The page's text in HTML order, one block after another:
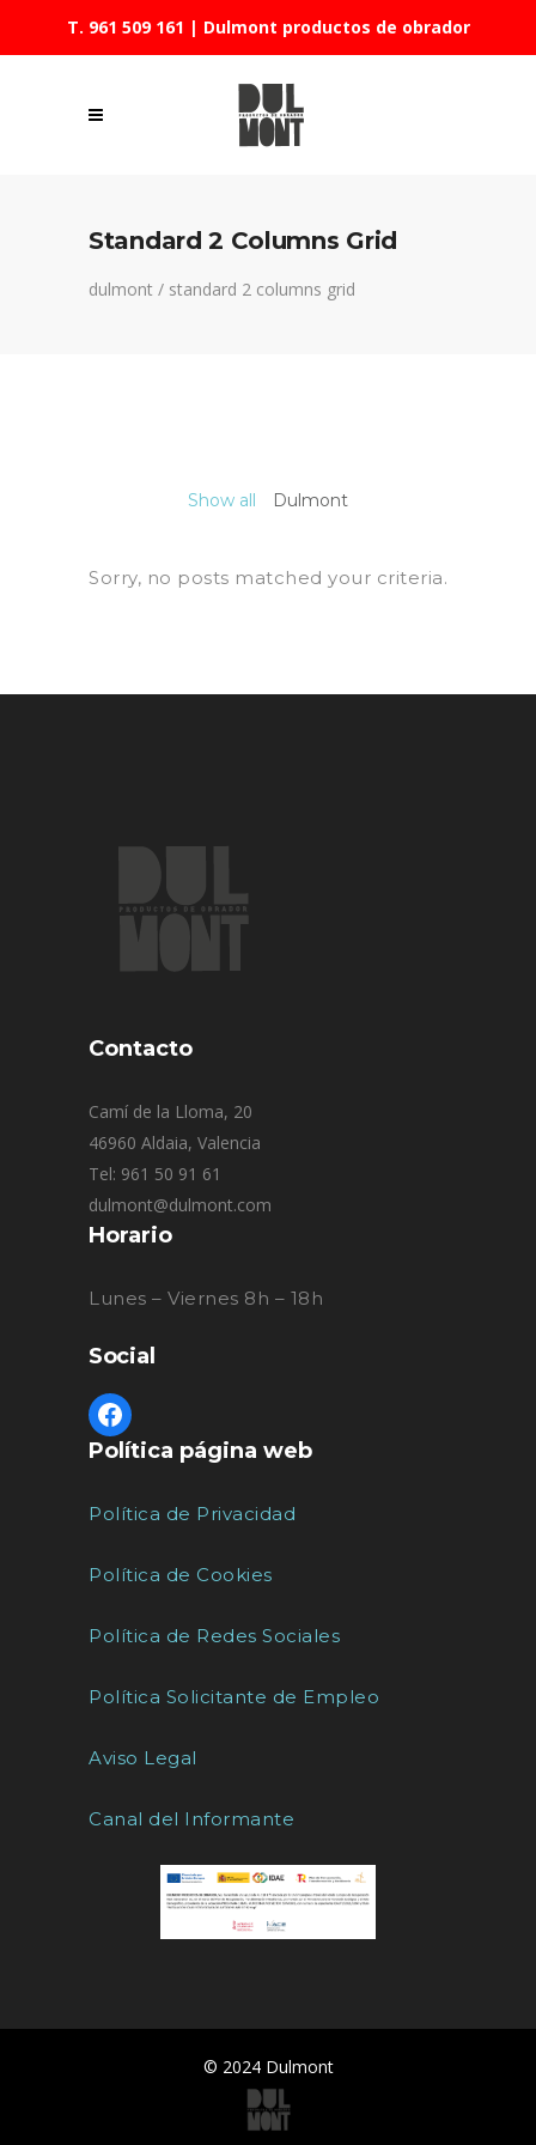
T. 961 509 161 | Dulmont productos de obrador
Standard 2 Columns Grid
dulmont / standard 2 columns grid
Show all Dulmont
Sorry, no posts matched your criteria.
Contacto
Camí de la Lloma, 20
46960 Aldaia, Valencia
Tel: 961 50 91 61
dulmont@dulmont.com
Horario
Lunes – Viernes 8h – 18h
Social
Política página web
Política de Privacidad
Política de Cookies
Política de Redes Sociales
Política Solicitante de Empleo
Aviso Legal
Canal del Informante
© 2024 Dulmont